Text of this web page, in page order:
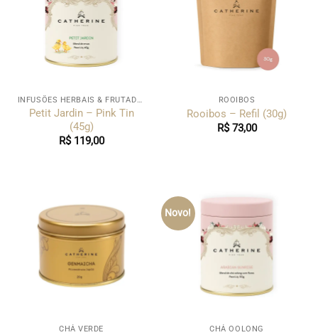
INFUSÕES HERBAIS & FRUTADAS
Petit Jardin – Pink Tin
(45g)
R$119,00
ROOIBOS
Rooibos – Refil (30g)
R$73,00
CHÁ VERDE
Novo!
CHÁ OOLONG